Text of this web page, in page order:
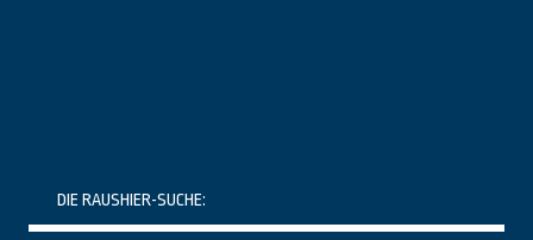
DIE RAUSHIER-SUCHE: